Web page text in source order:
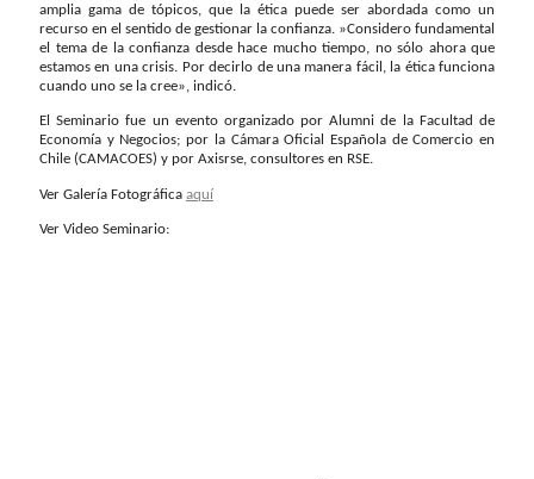
amplia gama de tópicos, que la ética puede ser abordada como un
recurso en el sentido de gestionar la confianza. »Considero fundamental
el tema de la confianza desde hace mucho tiempo, no sólo ahora que
estamos en una crisis. Por decirlo de una manera fácil, la ética funciona
cuando uno se la cree», indicó.
El Seminario fue un evento organizado por Alumni de la Facultad de
Economía y Negocios; por la Cámara Oficial Española de Comercio en
Chile (CAMACOES) y por Axisrse, consultores en RSE.
Ver Galería Fotográfica aquí
Ver Video Seminario: